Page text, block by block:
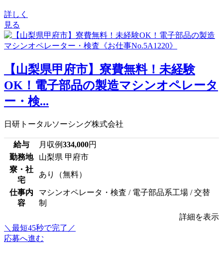
詳しく
見る
【山梨県甲府市】寮費無料！未経験
OK！電子部品の製造マシンオペレータ
ー・検...
日研トータルソーシング株式会社
給与 月収例334,000円
勤務地
山梨県 甲府市
寮・社
宅
あり（無料）
仕事内
容
マシンオペレータ・検査 / 電子部品系工場 / 交替
制
詳細を表示
＼最短45秒で完了／
応募へ進む